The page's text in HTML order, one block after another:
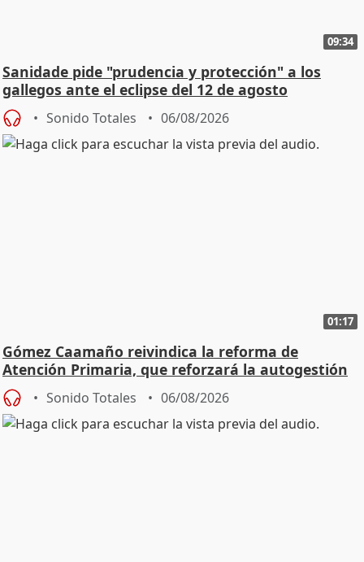
09:34
Sanidade pide "prudencia y protección" a los
gallegos ante el eclipse del 12 de agosto
Sonido Totales 06/08/2026
01:17
Gómez Caamaño reivindica la reforma de
Atención Primaria, que reforzará la autogestión
Sonido Totales 06/08/2026